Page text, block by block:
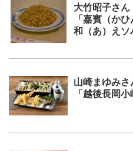
大竹昭子さん
「嘉賓（か
和（あ）えソ
山崎まゆみさ
「越後長岡